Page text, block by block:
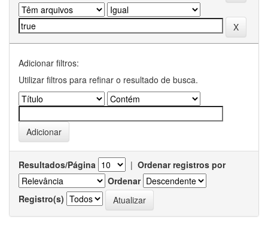
Adicionar filtros:
Utilizar filtros para refinar o resultado de busca.
Resultados/Página | Ordenar registros por
Ordenar
Registro(s)